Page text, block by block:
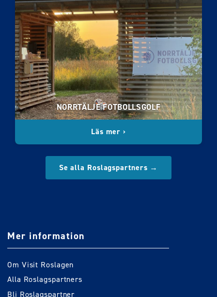
NORRTÄLJE FOTBOLLSGOLF
Läs mer ›
Se alla Roslagspartners →
Mer information
Om Visit Roslagen
Alla Roslagspartners
Bli Roslagspartner